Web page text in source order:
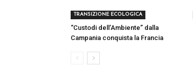
TRANSIZIONE ECOLOGICA
“Custodi dell’Ambiente” dalla
Campania conquista la Francia